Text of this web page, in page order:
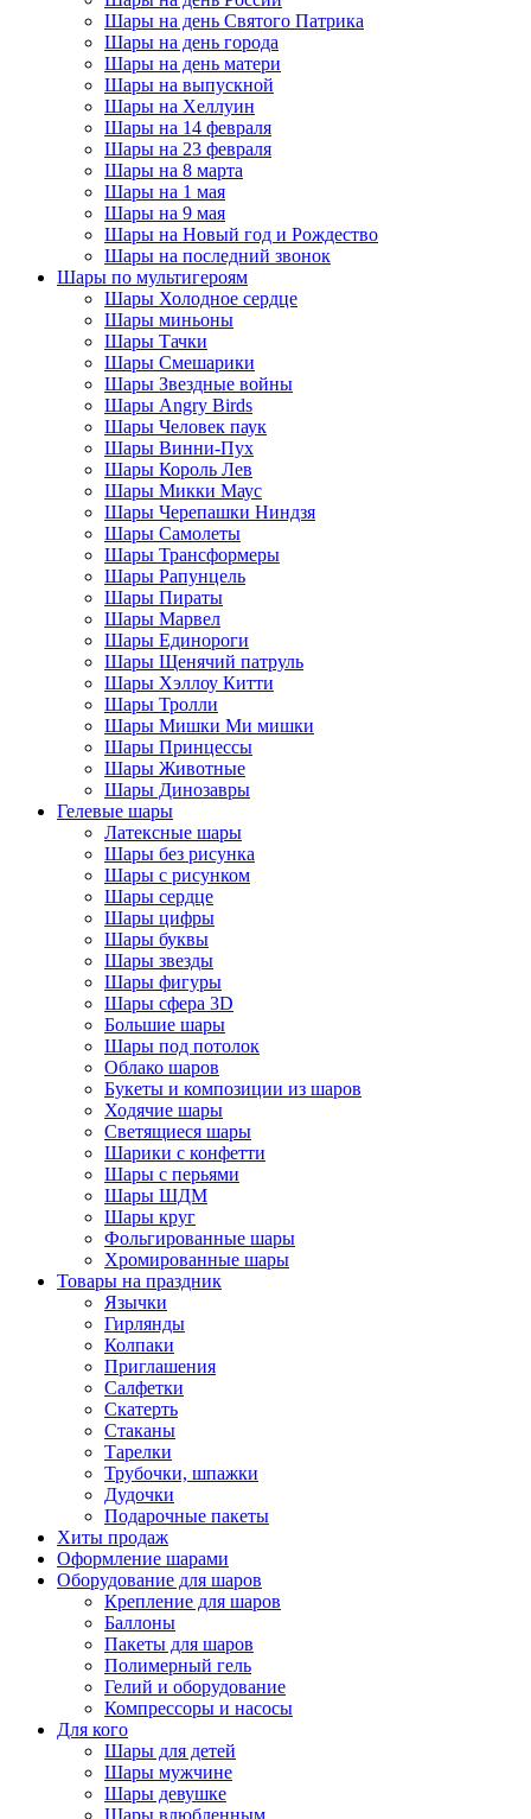
Шары на день Святого Патрика
Шары на день города
Шары на день матери
Шары на выпускной
Шары на Хеллуин
Шары на 14 февраля
Шары на 23 февраля
Шары на 8 марта
Шары на 1 мая
Шары на 9 мая
Шары на Новый год и Рождество
Шары на последний звонок
Шары по мультигероям
Шары Холодное сердце
Шары миньоны
Шары Тачки
Шары Смешарики
Шары Звездные войны
Шары Angry Birds
Шары Человек паук
Шары Винни-Пух
Шары Король Лев
Шары Микки Маус
Шары Черепашки Ниндзя
Шары Самолеты
Шары Трансформеры
Шары Рапунцель
Шары Пираты
Шары Марвел
Шары Единороги
Шары Щенячий патруль
Шары Хэллоу Китти
Шары Тролли
Шары Мишки Ми мишки
Шары Принцессы
Шары Животные
Шары Динозавры
Гелевые шары
Латексные шары
Шары без рисунка
Шары с рисунком
Шары сердце
Шары цифры
Шары буквы
Шары звезды
Шары фигуры
Шары сфера 3D
Большие шары
Шары под потолок
Облако шаров
Букеты и композиции из шаров
Ходячие шары
Светящиеся шары
Шарики с конфетти
Шары с перьями
Шары ШДМ
Шары круг
Фольгированные шары
Хромированные шары
Товары на праздник
Язычки
Гирлянды
Колпаки
Приглашения
Салфетки
Скатерть
Стаканы
Тарелки
Трубочки, шпажки
Дудочки
Подарочные пакеты
Хиты продаж
Оформление шарами
Оборудование для шаров
Крепление для шаров
Баллоны
Пакеты для шаров
Полимерный гель
Гелий и оборудование
Компрессоры и насосы
Для кого
Шары для детей
Шары мужчине
Шары девушке
Шары влюбленным